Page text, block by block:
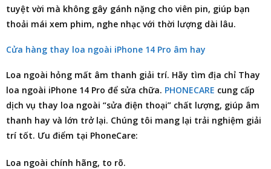
tuyệt vời mà không gây gánh nặng cho viên pin, giúp bạn
thoải mái xem phim, nghe nhạc với thời lượng dài lâu.
Cửa hàng thay loa ngoài iPhone 14 Pro âm hay
Loa ngoài hỏng mất âm thanh giải trí. Hãy tìm địa chỉ Thay
loa ngoài iPhone 14 Pro để sửa chữa. PHONECARE cung cấp
dịch vụ thay loa ngoài “sửa điện thoại” chất lượng, giúp âm
thanh hay và lớn trở lại. Chúng tôi mang lại trải nghiệm giải
trí tốt. Ưu điểm tại PhoneCare:
Loa ngoài chính hãng, to rõ.